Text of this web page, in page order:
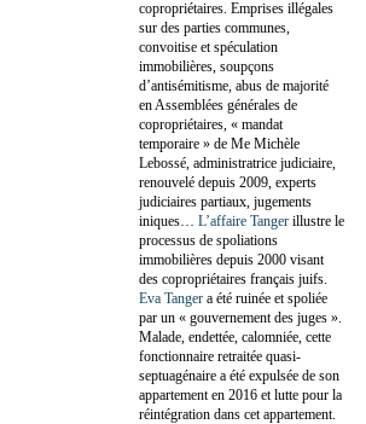
copropriétaires. Emprises illégales
sur des parties communes,
convoitise et spéculation
immobilières, soupçons
d’antisémitisme, abus de majorité
en Assemblées générales de
copropriétaires, « mandat
temporaire » de Me Michèle
Lebossé, administratrice judiciaire,
renouvelé depuis 2009, experts
judiciaires partiaux, jugements
iniques… L’affaire Tanger illustre le
processus de spoliations
immobilières depuis 2000 visant
des copropriétaires français juifs.
Eva Tanger a été ruinée et spoliée
par un « gouvernement des juges ».
Malade, endettée, calomniée, cette
fonctionnaire retraitée quasi-
septuagénaire a été expulsée de son
appartement en 2016 et lutte pour la
réintégration dans cet appartement.